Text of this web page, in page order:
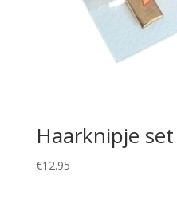
Haarknipje
€12.95